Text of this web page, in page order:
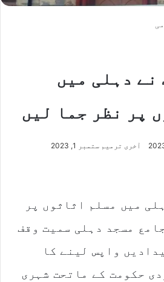
نے دہلی میں
پر نظر جما لیں
آخری ترمیم ستمبر 1, 2023
میں مسلم اثاثوں پر
مسجد دہلی سمیت وقف
123 جائیدادیں واپس لینے کا
حکومت کے ماتحت شہری